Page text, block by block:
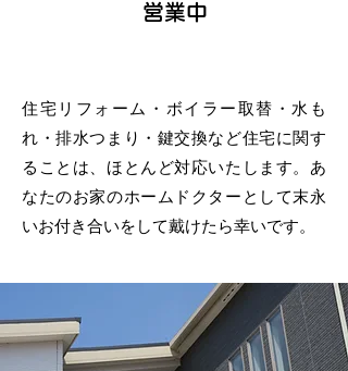
​営業中
住宅リフォーム・ボイラー取替・水も
れ・排水つまり・鍵交換など住宅に関す
ることは、ほとんど対応いたします。あ
なたのお家のホームドクターとして末永
いお付き合いをして戴けたら幸いです。